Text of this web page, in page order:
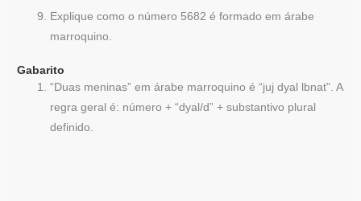
Explique como o número 5682 é formado em árabe
marroquino.
Gabarito
“Duas meninas” em árabe marroquino é “juj dyal lbnat”. A
regra geral é: número + “dyal/d” + substantivo plural
definido.